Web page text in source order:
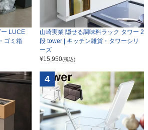
LUCE
ゴミ箱
山崎実業 隠せる調味料ラック タワー 2
段 tower | キッチン雑貨・タワーシリ
ーズ
¥15,950(税込)
4